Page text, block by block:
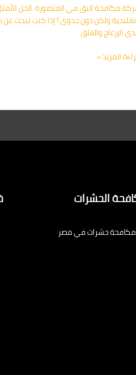
مكافحة البق في المنصورة: الحل
ولكن دون جدوى؟ إذا كنت تبحث
الإزعاج والقلق
المزيد »
الحشرات
حشرات في مصر